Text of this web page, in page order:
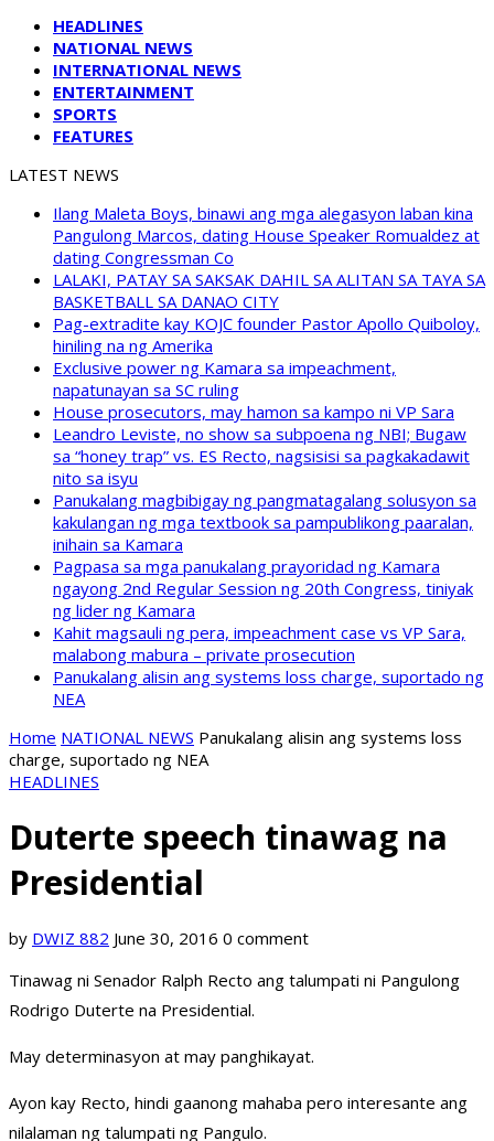
HEADLINES
NATIONAL NEWS
INTERNATIONAL NEWS
ENTERTAINMENT
SPORTS
FEATURES
LATEST NEWS
Ilang Maleta Boys, binawi ang mga alegasyon laban kina
Pangulong Marcos, dating House Speaker Romualdez at
dating Congressman Co
LALAKI, PATAY SA SAKSAK DAHIL SA ALITAN SA TAYA SA
BASKETBALL SA DANAO CITY
Pag-extradite kay KOJC founder Pastor Apollo Quiboloy,
hiniling na ng Amerika
Exclusive power ng Kamara sa impeachment,
napatunayan sa SC ruling
House prosecutors, may hamon sa kampo ni VP Sara
Leandro Leviste, no show sa subpoena ng NBI; Bugaw
sa “honey trap” vs. ES Recto, nagsisisi sa pagkakadawit
nito sa isyu
Panukalang magbibigay ng pangmatagalang solusyon sa
kakulangan ng mga textbook sa pampublikong paaralan,
inihain sa Kamara
Pagpasa sa mga panukalang prayoridad ng Kamara
ngayong 2nd Regular Session ng 20th Congress, tiniyak
ng lider ng Kamara
Kahit magsauli ng pera, impeachment case vs VP Sara,
malabong mabura – private prosecution
Panukalang alisin ang systems loss charge, suportado ng
NEA
Home NATIONAL NEWS Panukalang alisin ang systems loss
charge, suportado ng NEA
HEADLINES
Duterte speech tinawag na
Presidential
by DWIZ 882 June 30, 2016 0 comment
Tinawag ni Senador Ralph Recto ang talumpati ni Pangulong
Rodrigo Duterte na Presidential.
May determinasyon at may panghikayat.
Ayon kay Recto, hindi gaanong mahaba pero interesante ang
nilalaman ng talumpati ng Pangulo.